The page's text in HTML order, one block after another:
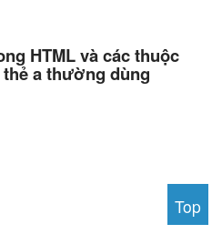
HTML và các thuộc
a thường dùng
Top